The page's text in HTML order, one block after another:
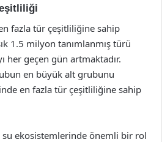
fazla tür çeşitliliğine sahip
1.5 milyon tanımlanmış türü
her geçen gün artmaktadır.
en büyük alt grubunu
en fazla tür çeşitliliğine sahip
su ekosistemlerinde önemli bir rol